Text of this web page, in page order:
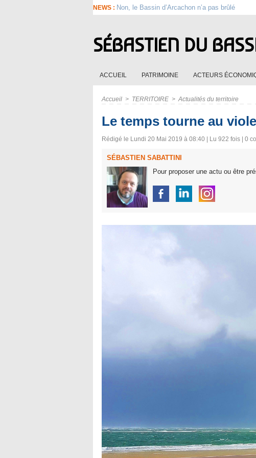
NEWS : Non, le Bassin d’Arcachon n’a pas brûlé
SÉBASTIEN DU
ACCUEIL PATRIMOINE ACTEURS
Accueil > TERRITOIRE > Actualités du territoire
Le temps tourne au
Rédigé le Lundi 20 Mai 2019 à 08:40 | Lu 922 fois | 0
SÉBASTIEN SABATTINI
Pour proposer une actu ou être